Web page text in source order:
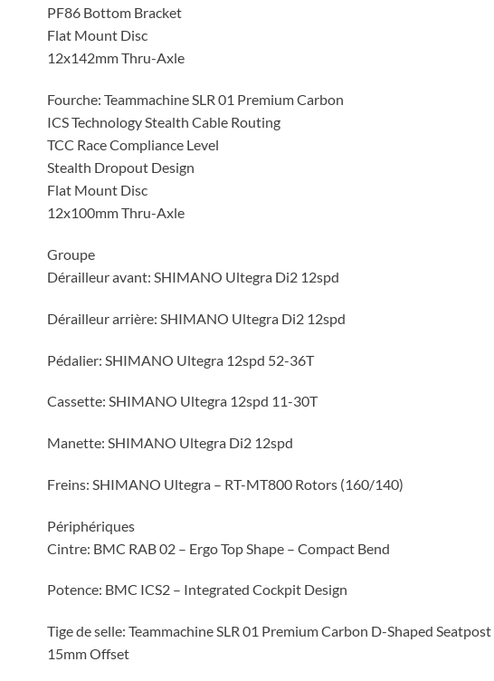
PF86 Bottom Bracket
Flat Mount Disc
12x142mm Thru-Axle
Fourche: Teammachine SLR 01 Premium Carbon
ICS Technology Stealth Cable Routing
TCC Race Compliance Level
Stealth Dropout Design
Flat Mount Disc
12x100mm Thru-Axle
Groupe
Dérailleur avant: SHIMANO Ultegra Di2 12spd
Dérailleur arrière: SHIMANO Ultegra Di2 12spd
Pédalier: SHIMANO Ultegra 12spd 52-36T
Cassette: SHIMANO Ultegra 12spd 11-30T
Manette: SHIMANO Ultegra Di2 12spd
Freins: SHIMANO Ultegra – RT-MT800 Rotors (160/140)
Périphériques
Cintre: BMC RAB 02 – Ergo Top Shape – Compact Bend
Potence: BMC ICS2 – Integrated Cockpit Design
Tige de selle: Teammachine SLR 01 Premium Carbon D-Shaped Seatpost
15mm Offset